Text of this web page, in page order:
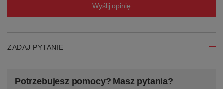
Wyślij opinię
ZADAJ PYTANIE
Potrzebujesz pomocy? Masz pytania?